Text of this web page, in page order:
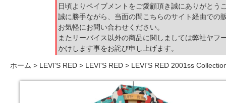
日頃よりペイブメントをご愛顧頂き誠にありがとう
誠に勝手ながら、当面の間こちらのサイト経由での
お気軽にお問い合わせください。
またリーバイス以外の商品に関しましては弊社ヤ
かけします事をお詫び申し上げます。
ホーム > LEVI'S RED> LEVI'S RED> LEVI'S RED 2001ss